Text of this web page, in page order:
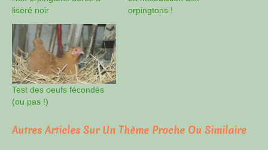
liseré noir
orpingtons !
Test des oeufs fécondés
(ou pas !)
Autres Articles Sur Un Thème Proche Ou Similaire